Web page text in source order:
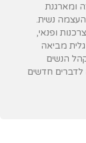
ומארגנת
נשית.
ופנאי,
מביאה
הנשים
חדשים